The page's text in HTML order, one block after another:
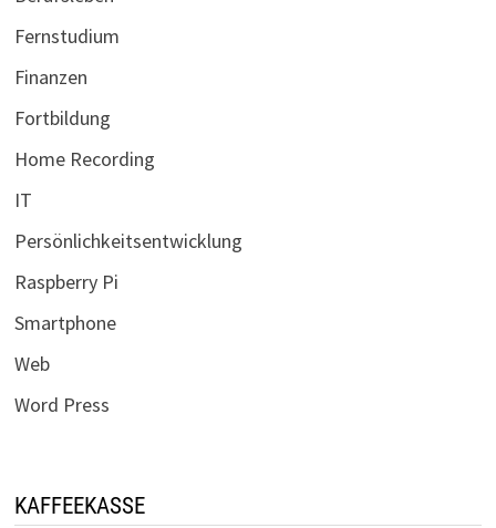
Fernstudium
Finanzen
Fortbildung
Home Recording
IT
Persönlichkeitsentwicklung
Raspberry Pi
Smartphone
Web
Word Press
KAFFEEKASSE